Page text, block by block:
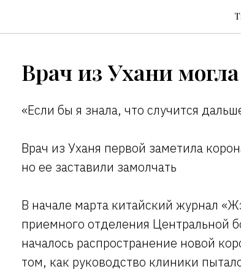
Врач из Ухани
«Если бы я знала, что случится
Врач из Уханя первой заметила
но ее заставили замолчать
В начале марта китайский журнал
приемного отделения Центральной
началось распространение новой
том, как руководство клиники